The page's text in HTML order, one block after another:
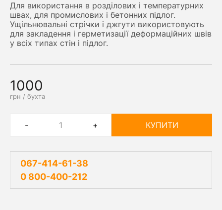
Для використання в розділових і температурних
швах, для промислових і бетонних підлог.
Ущільнювальні стрічки і джгути використовують
для закладення і герметизації деформаційних швів
у всіх типах стін і підлог.
1000
грн / бухта
- + КУПИТИ
067-414-61-38
0 800-400-212